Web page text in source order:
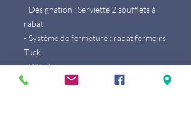
- Désignation : Serviette 2 soufflets à
rabat
- Système de fermeture : rabat fermoirs
Tuck
- Détails :
1 poche zippée sur le rabat